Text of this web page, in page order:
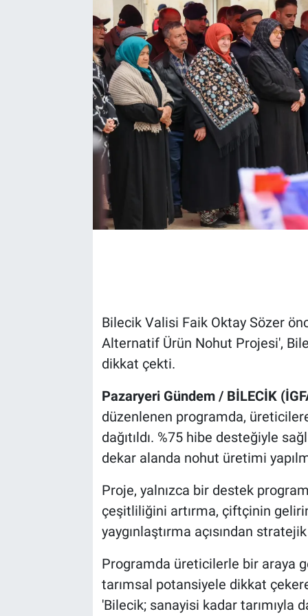
Bilecik Valisi Faik Oktay Sözer
Alternatif Ürün Nohut Projesi',
dikkat çekti.
Pazaryeri Gündem / BİLECİK
düzenlenen programda,
dağıtıldı. %75 hibe desteğiyle
dekar alanda nohut üretimi
Proje, yalnızca bir destek
çeşitliliğini artırma, çiftçinin
yaygınlaştırma açısından
Programda üreticilerle bir araya
tarımsal potansiyele dikkat
'Bilecik; sanayisi kadar